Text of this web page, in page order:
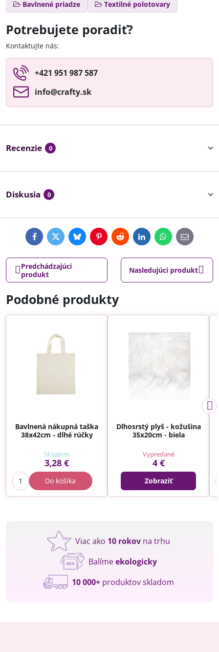
Bavlnené priadze Textilné polotovary
Potrebujete poradiť?
Kontaktujte nás:
+421 951 987 587
info​@crafty​.sk
Recenzie 0
Diskusia 0
FacebookTwitterBlueskyPinterestRedditLinkedInWhatsApp
E-
mail
Predchádzajúci
produkt
Nasledujúci produkt
Podobné produkty
Bavlnená nákupná taška
38x42cm - dlhé rúčky
Skladom
3,28 €
Do košíka
Dlhosrstý plyš - kožušina
35x20cm - biela
Vypredané
4 €
Zobraziť
Viac ako 10 rokov na trhu
Balímeekologicky
10 000+produktov skladom